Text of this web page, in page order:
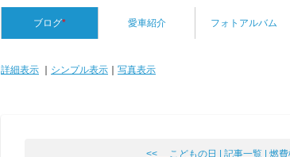
ブログ* 愛車紹介 フォトアルバム
詳細表示 シンプル表示 写真表示
<< こどもの日 | 記事一覧 | 燃